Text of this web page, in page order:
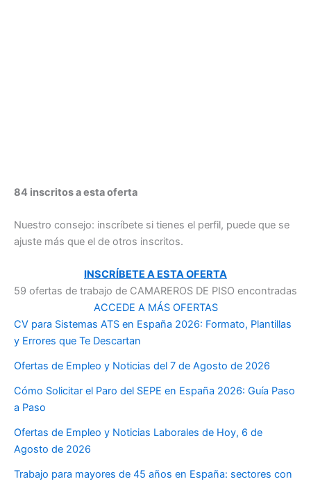
84 inscritos a esta oferta
Nuestro consejo: inscríbete si tienes el perfil, puede que se
ajuste más que el de otros inscritos.
INSCRÍBETE A ESTA OFERTA
59 ofertas de trabajo de CAMAREROS DE PISO encontradas
ACCEDE A MÁS OFERTAS
CV para Sistemas ATS en España 2026: Formato, Plantillas
y Errores que Te Descartan
Ofertas de Empleo y Noticias del 7 de Agosto de 2026
Cómo Solicitar el Paro del SEPE en España 2026: Guía Paso
a Paso
Ofertas de Empleo y Noticias Laborales de Hoy, 6 de
Agosto de 2026
Trabajo para mayores de 45 años en España: sectores con